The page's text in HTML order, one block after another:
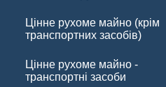
Цінне рухоме майно (крім
транспортних засобів)
Цінне рухоме майно -
транспортні засоби